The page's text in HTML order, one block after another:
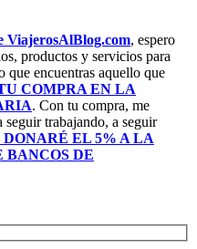
ViajerosAlBlog.com, espero
productos y servicios para
que encuentras aquello que
COMPRA EN LA
. Con tu compra, me
seguir trabajando, a seguir
DONARÉ EL 5% A LA
BANCOS DE